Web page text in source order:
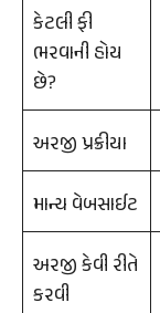
કેટલી ફી
ભરવાની હોય
છે?
અરજી પ્રક્રીયા
માન્ય વેબસાઈટ
અરજી કેવી રીતે
કરવી